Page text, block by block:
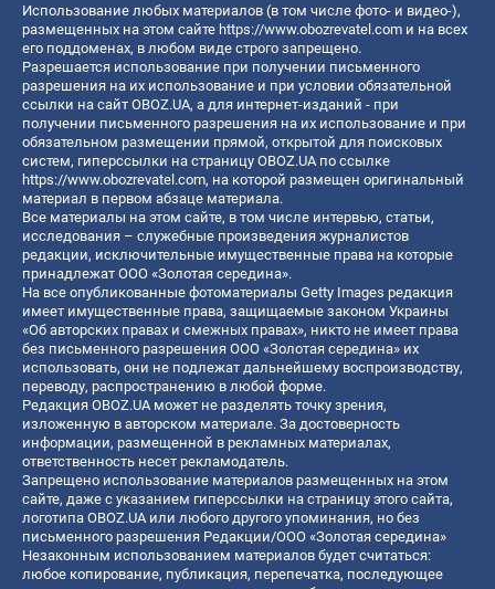
Использование любых материалов (в том числе фото- и видео-),
размещенных на этом сайте https://www.obozrevatel.com и на всех
его поддоменах, в любом виде строго запрещено.
Разрешается использование при получении письменного
разрешения на их использование и при условии обязательной
ссылки на сайт OBOZ.UA, а для интернет-изданий - при
получении письменного разрешения на их использование и при
обязательном размещении прямой, открытой для поисковых
систем, гиперссылки на страницу OBOZ.UA по ссылке
https://www.obozrevatel.com, на которой размещен оригинальный
материал в первом абзаце материала.
Все материалы на этом сайте, в том числе интервью, статьи,
исследования – служебные произведения журналистов
редакции, исключительные имущественные права на которые
принадлежат ООО «Золотая середина».
На все опубликованные фотоматериалы Getty Images редакция
имеет имущественные права, защищаемые законом Украины
«Об авторских правах и смежных правах», никто не имеет права
без письменного разрешения ООО «Золотая середина» их
использовать, они не подлежат дальнейшему воспроизводству,
переводу, распространению в любой форме.
Редакция OBOZ.UA может не разделять точку зрения,
изложенную в авторском материале. За достоверность
информации, размещенной в рекламных материалах,
ответственность несет рекламодатель.
Запрещено использование материалов размещенных на этом
сайте, даже с указанием гиперссылки на страницу этого сайта,
логотипа OBOZ.UA или любого другого упоминания, но без
письменного разрешения Редакции/ООО «Золотая середина»
Незаконным использованием материалов будет считаться:
любое копирование, публикация, перепечатка, последующее